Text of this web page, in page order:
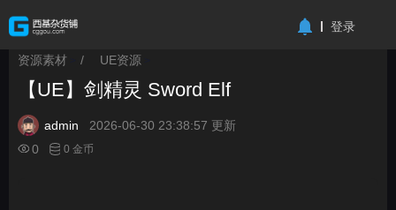
登录
资源素材 / UE资源
【UE】剑精灵 Sword Elf
admin
2026-06-30 23:38:57 更新
0
0 金币